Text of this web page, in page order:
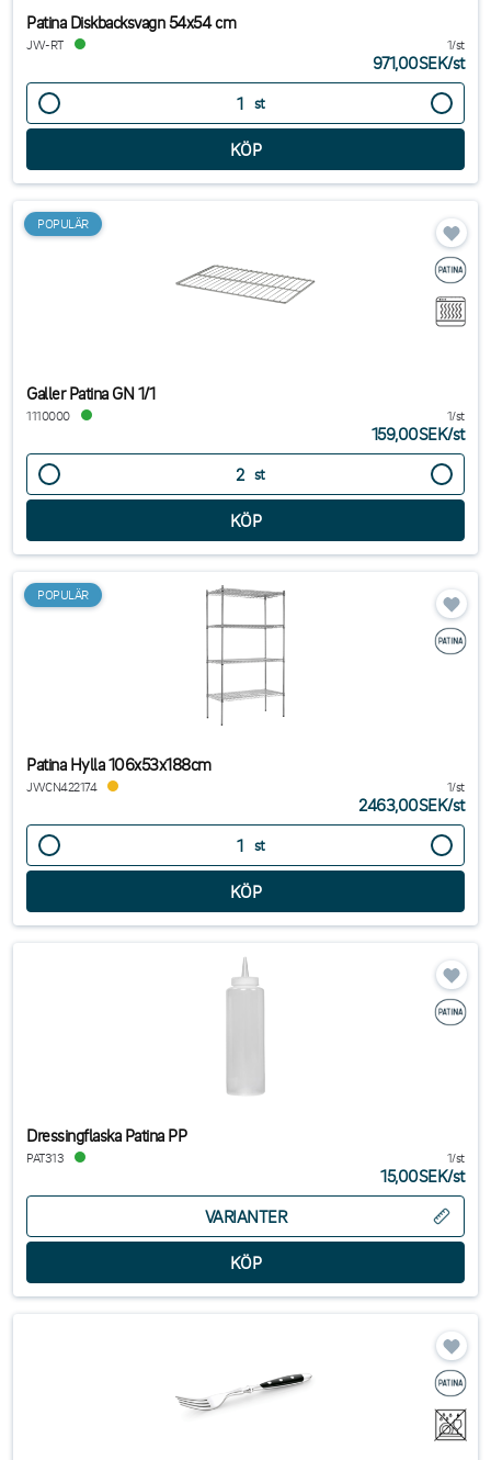
Patina Diskbacksvagn 54x54 cm
JW-RT 1/st
971,00SEK/st
st
POPULÄR
Galler Patina GN 1/1
1110000 1/st
159,00SEK/st
st
POPULÄR
Patina Hylla 106x53x188cm
JWCN422174 1/st
2463,00SEK/st
st
Dressingflaska Patina PP
PAT313 1/st
15,00SEK/st
VARIANTER